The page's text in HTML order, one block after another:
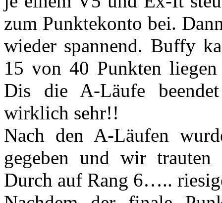
zum Punktekonto bei.
wieder spannend. Buffy
15 von 40 Punkten
Dis die A-Läufe
wirklich sehr!!
Nach den A-Läufen
gegeben und wir
Durch auf Rang 6…..